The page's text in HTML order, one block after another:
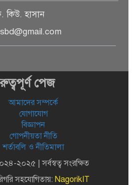
জাককানইবিতে নতুন প্রকৌশল ভবনের
পালিত
বালিয়াকান্দিতে আয়বর্ধক কর্মসূচির
আওতায় বিনামূল্যে ছাগল বিতরণ
বালিয়াকান্দি উপজেলা স্বাস্থ্য কমপ্লেক্সে
সার্জনের আকস্মিক পরিদর্শন
কিউ. হাসান
পেজ
আমাদের সম্পর্কে
যোগাযোগ
বিজ্ঞাপন
গোপনীয়তা নীতি
শর্তাবলি ও নীতিমালা
২০২৫ | সর্বস্বত্ব সংরক্ষিত
সহযোগিতায়: NagorikIT